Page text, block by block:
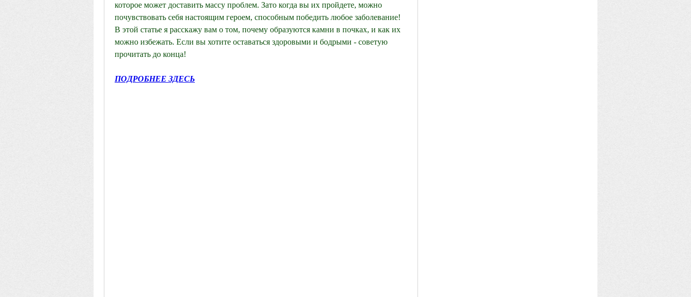
которое может доставить массу проблем. Зато когда вы их пройдете, можно
почувствовать себя настоящим героем, способным победить любое заболевание!
В этой статье я расскажу вам о том, почему образуются камни в почках, и как их
можно избежать. Если вы хотите оставаться здоровыми и бодрыми - советую
прочитать до конца!
ПОДРОБНЕЕ ЗДЕСЬ